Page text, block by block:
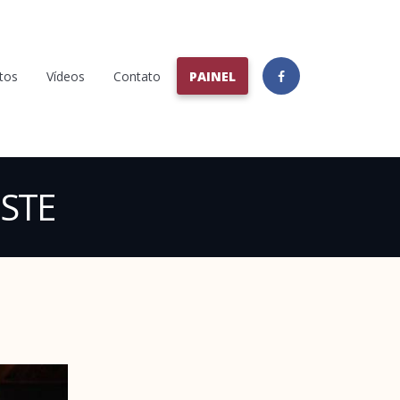
Vídeos Contato PAINEL